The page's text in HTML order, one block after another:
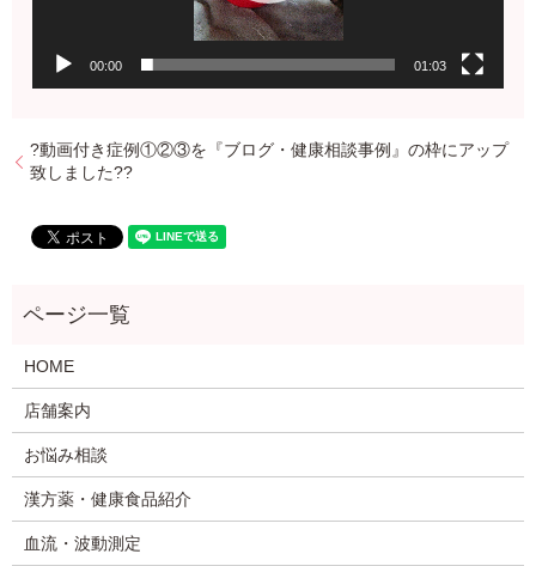
00:00 01:03
?動画付き症例①②③を『ブログ・健康相談事例』の枠にアップ
致しました??
HOME
店舗案内
お悩み相談
漢方薬・健康食品紹介
血流・波動測定